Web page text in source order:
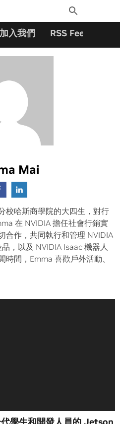
Toggle
Search
加入我們 RSS Feeds
Mai
校哈斯商學院的大四生，對行
在 NVIDIA 擔任社會行銷實
合作，共同執行和管理 NVIDIA
，以及 NVIDIA Isaac 機器人
間，Emma 喜歡戶外活動、